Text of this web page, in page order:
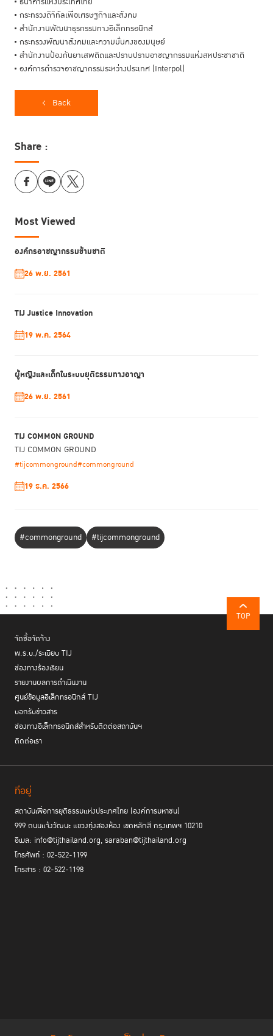
กระทรวงดิจิทัลเพื่อเศรษฐกิจและสังคม
สำนักงานพัฒนาธุรกรรมทางอิเล็กทรอนิกส์
กระทรวงพัฒนาสังคมและความมั่นคงของมนุษย์
สำนักงานป้องกันยาเสพติดและปราบปรามอาชญากรรมแห่งสหประชาชาติ
องค์การตำรวจอาชญากรรมระหว่างประเทศ (Interpol)
Back
Share :
Most Viewed
องค์กรอาชญากรรมข้ามชาติ
26 พ.ย. 2561
TIJ Justice Innovation
19 พ.ค. 2564
ผู้หญิงและเด็กในระบบยุติธรรมทางอาญา
26 พ.ย. 2561
TIJ COMMON GROUND
TIJ COMMON GROUND
#tijcommonground#commonground
19 ธ.ค. 2566
#commonground #tijcommonground
TOP
จัดซื้อจัดจ้าง
พ.ร.บ./ระเบียบ TIJ
ช่องทางร้องเรียน
รายงานผลการดำเนินงาน
ศูนย์ข้อมูลอิเล็กทรอนิกส์ TIJ
บอกรับข่าวสาร
ช่องทางอิเล็กทรอนิกส์สำหรับติดต่อสถาบันฯ
ติดต่อเรา
ที่อยู่
สถาบันเพื่อการยุติธรรมแห่งประเทศไทย (องค์การมหาชน)
999 ถนนแจ้งวัฒนะ แขวงทุ่งสองห้อง เขตหลักสี่ กรุงเทพฯ 10210
อีเมล: info@tijthailand.org, saraban@tijthailand.org
โทรศัพท์ : 02-522-1199
โทรสาร : 02-522-1198